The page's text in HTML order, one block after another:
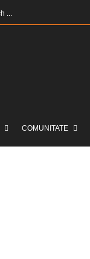
COMUNITATE